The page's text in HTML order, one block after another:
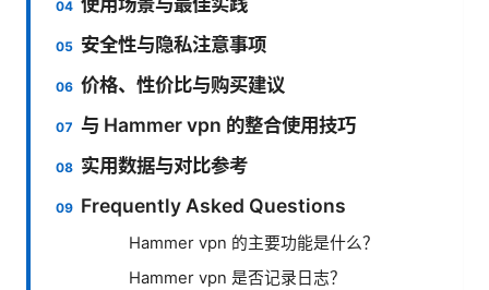
安全性与隐私注意事项
价格、性价比与购买建议
与 Hammer vpn 的整合使用技巧
实用数据与对比参考
Frequently Asked Questions
Hammer vpn 的主要功能是什么？
Hammer vpn 是否记录日志？